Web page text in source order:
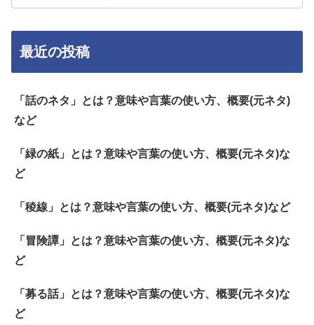
最近の投稿
「話のネタ」とは？意味や言葉の使い方、概要(元ネタ)
など
「緑の紙」とは？意味や言葉の使い方、概要(元ネタ)な
ど
「稜線」とは？意味や言葉の使い方、概要(元ネタ)など
「冒険譚」とは？意味や言葉の使い方、概要(元ネタ)な
ど
「募る話」とは？意味や言葉の使い方、概要(元ネタ)な
ど